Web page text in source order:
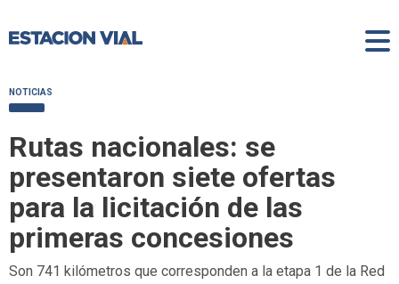
NOTICIAS
Rutas nacionales: se
presentaron siete ofertas
para la licitación de las
primeras concesiones
Son 741 kilómetros que corresponden a la etapa 1 de la Red